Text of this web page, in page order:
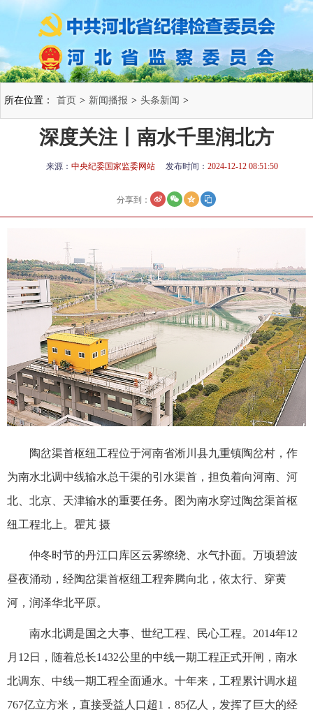
所在位置： 首页 > 新闻播报 > 头条新闻 >
深度关注丨南水千里润北方
来源： 中央纪委国家监委网站 发布时间： 2024-12-12 08:51:50
分享到：
陶岔渠首枢纽工程位于河南省淅川县九重镇陶岔村，作
为南水北调中线输水总干渠的引水渠首，担负着向河南、河
北、北京、天津输水的重要任务。图为南水穿过陶岔渠首枢
纽工程北上。瞿芃 摄
仲冬时节的丹江口库区云雾缭绕、水气扑面。万顷碧波
昼夜涌动，经陶岔渠首枢纽工程奔腾向北，依太行、穿黄
河，润泽华北平原。
南水北调是国之大事、世纪工程、民心工程。2014年12
月12日，随着总长1432公里的中线一期工程正式开闸，南水
北调东、中线一期工程全面通水。十年来，工程累计调水超
767亿立方米，直接受益人口超1．85亿人，发挥了巨大的经